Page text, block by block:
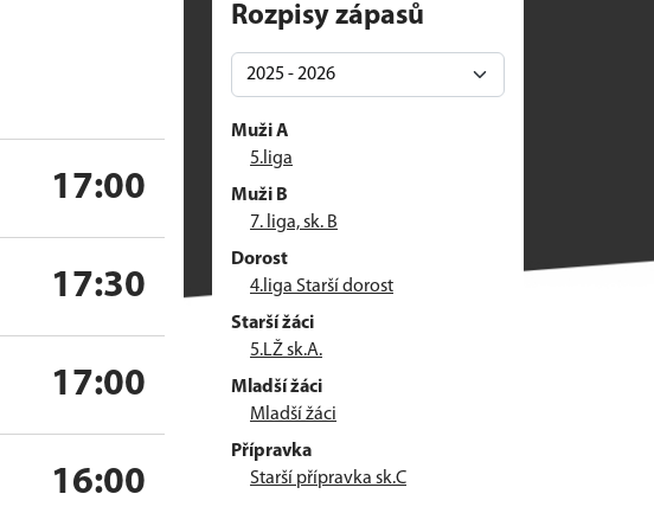
17:00
17:30
17:00
16:00
Rozpisy zápasů
Muži A
5.liga
Muži B
7. liga, sk. B
Dorost
4.liga Starší dorost
Starší žáci
5.LŽ sk.A.
Mladší žáci
Mladší žáci
Přípravka
Starší přípravka sk.C